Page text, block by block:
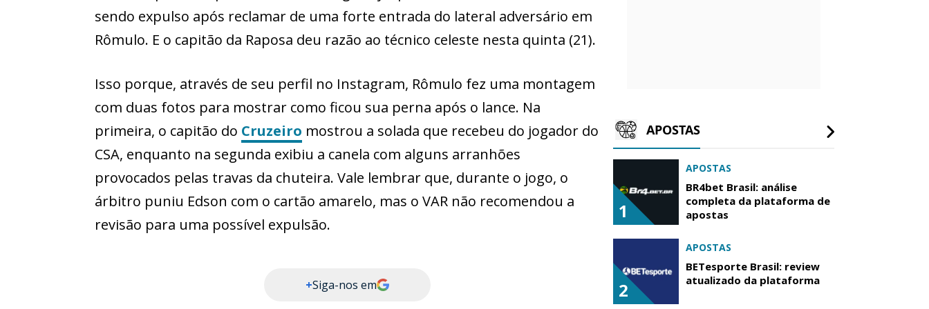
sendo expulso após reclamar de uma forte entrada do lateral adversário em
Rômulo. E o capitão da Raposa deu razão ao técnico celeste nesta quinta (21).
Isso porque, através de seu perfil no Instagram, Rômulo fez uma montagem
com duas fotos para mostrar como ficou sua perna após o lance. Na
primeira, o capitão do Cruzeiro mostrou a solada que recebeu do jogador do
CSA, enquanto na segunda exibiu a canela com alguns arranhões
provocados pelas travas da chuteira. Vale lembrar que, durante o jogo, o
árbitro puniu Edson com o cartão amarelo, mas o VAR não recomendou a
revisão para uma possível expulsão.
+Siga-nos em
APOSTAS
1
APOSTAS
BR4bet Brasil: análise
completa da plataforma de
apostas
2
APOSTAS
BETesporte Brasil: review
atualizado da plataforma